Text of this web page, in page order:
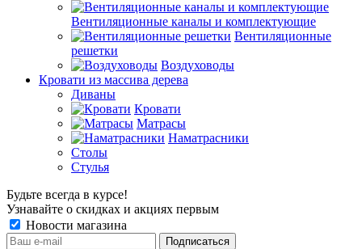
Вентиляционные каналы и комплектующие
Вентиляционные
решетки
Воздуховоды
Кровати из массива дерева
Диваны
Кровати
Матрасы
Наматрасники
Столы
Стулья
Будьте всегда в курсе!
Узнавайте о скидках и акциях первым
Новости магазина